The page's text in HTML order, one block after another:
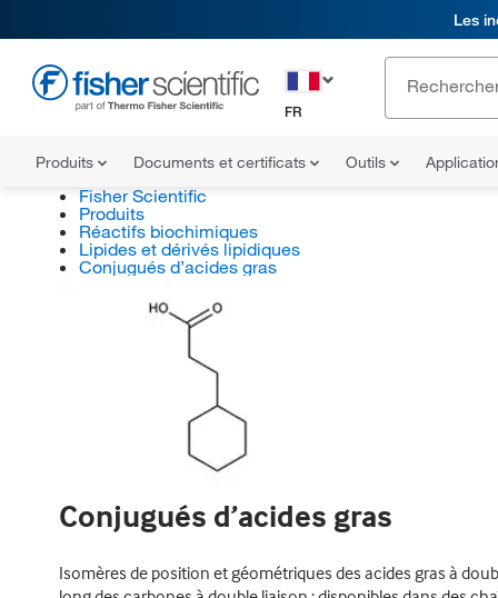
Les
FR
Produits Documents et certificats Outils
Fisher Scientific
Produits
Réactifs biochimiques
Lipides et dérivés lipidiques
Conjugués d’acides gras
Conjugués d’acides gras
Isomères de position et géométriques des acides gras à